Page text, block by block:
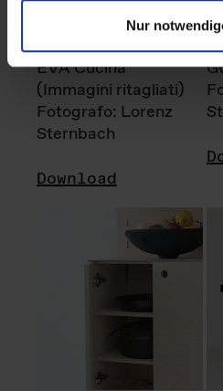
Nur
EVA Cucina
(Immagini ritagliati)
Fotografo: Lorenz
Sternbach
Download